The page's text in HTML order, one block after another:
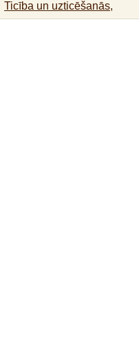
Ticība un uzticēšanās,